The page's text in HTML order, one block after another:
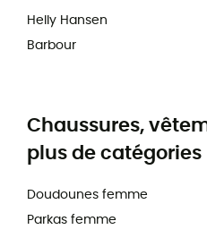
Helly Hansen
Barbour
Chaussures,
plus de catégories
Doudounes femme
Parkas femme